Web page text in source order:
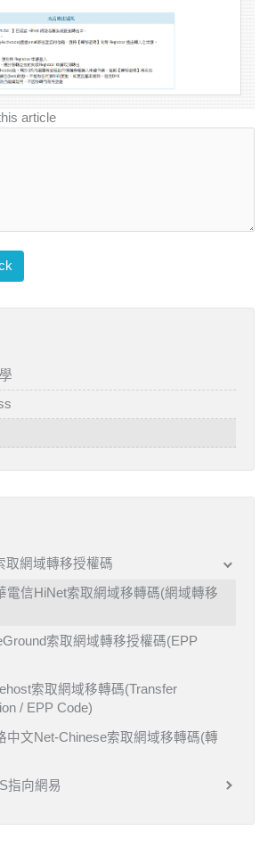
article
取網域轉移授權碼
電信HiNet索取網域移轉碼(網域轉移
索取網域轉移授權碼(EPP
索取網域移轉碼(Transfer
/ EPP Code)
中文Net-Chinese索取網域移轉碼(轉
指向網易